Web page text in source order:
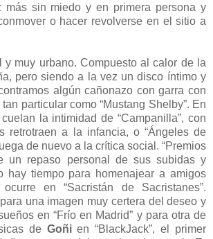
más sin miedo y en primera persona y
o hacer revolverse en el sitio a
y muy urbano. Compuesto al calor de la
pero siendo a la vez un disco íntimo y
algún cañonazo con garra con
particular como “Mustang Shelby”. En
la intimidad de “Campanilla”, con
retrotraen a la infancia, o “Ángeles de
de nuevo a la crítica social. “Premios
un repaso personal de sus subidas y
hay tiempo para homenajear a amigos
en “Sacristán de Sacristanes”.
una imagen muy certera del deseo y
en “Frío en Madrid” y para otra de
de Goñien “BlackJack”, el primer